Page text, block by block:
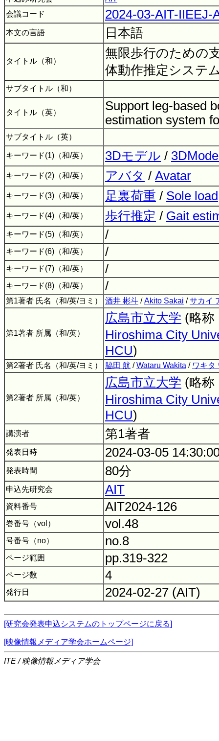
会議コード
2024-03-AIT-IIEEJ-
本文の言語 日本語
タイトル（和）
無限歩行のための
体動作推定システ
サブタイトル（和）
タイトル（英）
Support leg-based
estimation system
サブタイトル（英）
キーワード(1)（和/英） 3Dモデル /
キーワード(2)（和/英） アバタ / Avatar
キーワード(3)（和/英） 足裏荷重 / Sole load
キーワード(4)（和/英） 歩行推定 / Gait
キーワード(5)（和/英） /
キーワード(6)（和/英） /
キーワード(7)（和/英） /
キーワード(8)（和/英） /
第1著者 氏名（和/英/ヨミ） 酒井 彬斗 /Akito Sakai /サカイ
第1著者 所属（和/英）
広島市立大学 (略
Hiroshima City
HCU)
第2著者 氏名（和/英/ヨミ） 脇田 航 /Wataru Wakita / ワキタ
第2著者 所属（和/英）
広島市立大学 (略
Hiroshima City
HCU)
講演者 第1著者
発表日時 2024-03-05
発表時間 80分
申込先研究会 AIT
資料番号 AIT2024-126
巻番号（vol） vol.48
号番号（no） no.8
ページ範囲 pp.319-322
ページ数 4
発行日 2024-02-27 (AIT)
[研究会発表申込システムのトップページに戻る]
[映像情報メディア学会ホームページ]
ITE / 映像情報メディア学会